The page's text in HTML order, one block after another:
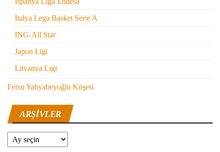
İtalya Lega Basket Serie A
ING-All Star
Japon Ligi
Litvanya Ligi
Fersu Yahyabeyoğlu Köşesi
ARŞIVLER
Arşivler